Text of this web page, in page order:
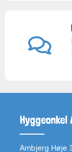
Hyggeonkel
Arnbjerg Høje